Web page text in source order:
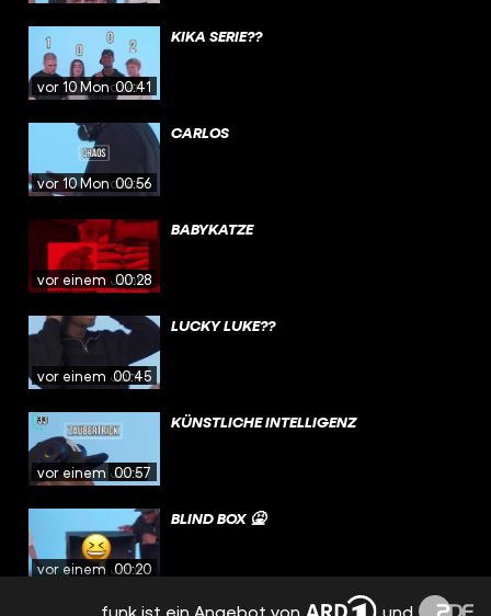
vor 10 Monaten
00:41
KIKA SERIE??
vor 10 Monaten
00:56
CARLOS
vor einem Jahr
00:28
BABYKATZE
vor einem Jahr
00:45
LUCKY LUKE??
vor einem Jahr
00:57
KÜNSTLICHE INTELLIGENZ
vor einem Jahr
00:20
BLIND BOX 🤮
funk ist ein Angebot von und